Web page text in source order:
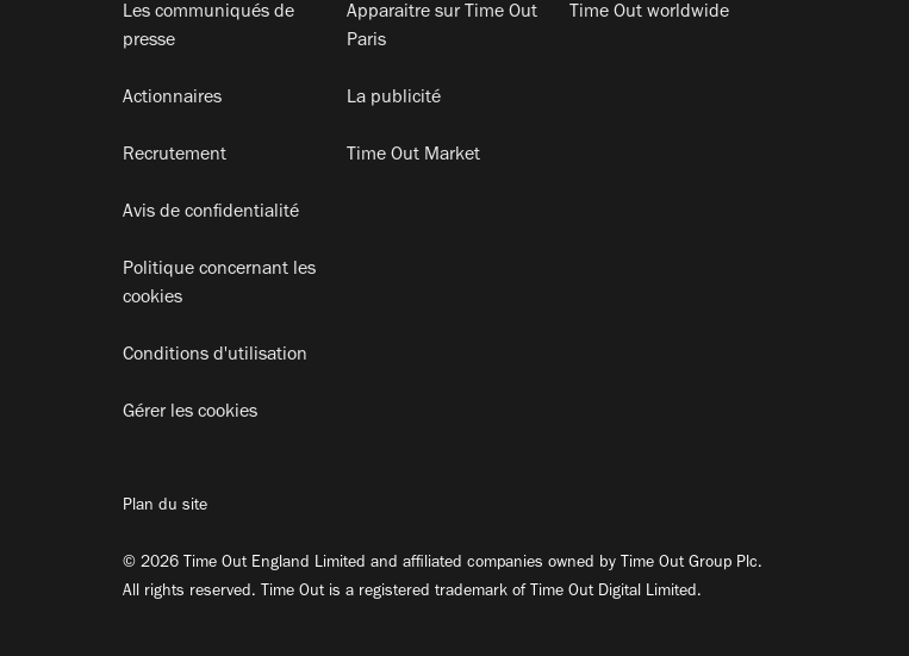
Les communiqués de
presse
Actionnaires
Recrutement
Avis de confidentialité
Politique concernant les
cookies
Conditions d'utilisation
Gérer les cookies
Apparaitre sur Time Out
Paris
La publicité
Time Out Market
Time Out worldwide
Plan du site
© 2026 Time Out England Limited and affiliated companies owned by Time Out Group Plc.
All rights reserved. Time Out is a registered trademark of Time Out Digital Limited.